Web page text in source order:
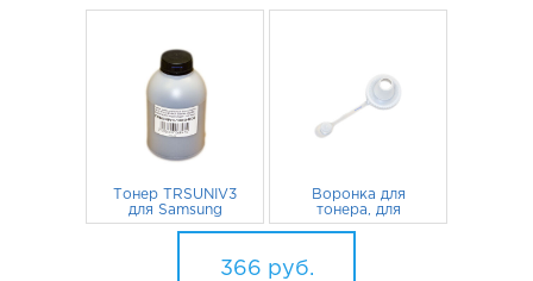
Тонер TRSUNIV3
для Samsung
Xpress M2020,
WorkCentre 3025
Воронка для
тонера, для
флаконов Static
366 руб.